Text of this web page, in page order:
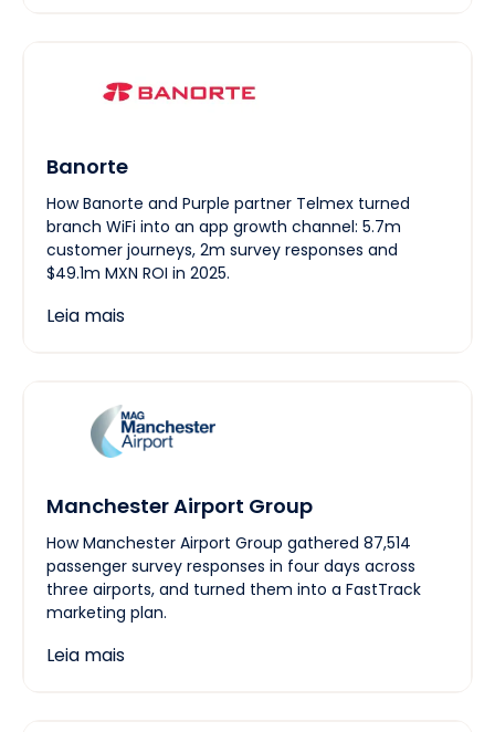
Banorte
How Banorte and Purple partner Telmex turned
branch WiFi into an app growth channel: 5.7m
customer journeys, 2m survey responses and
$49.1m MXN ROI in 2025.
Leia mais
Manchester Airport Group
How Manchester Airport Group gathered 87,514
passenger survey responses in four days across
three airports, and turned them into a FastTrack
marketing plan.
Leia mais